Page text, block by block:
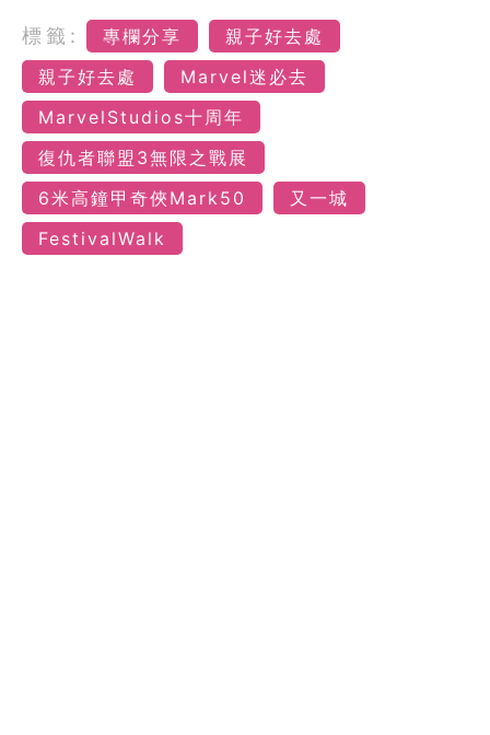
標籤: 專欄分享
親子好去處
親子好去處
Marvel迷必去
MarvelStudios十周年
復仇者聯盟3無限之戰展
6米高鐘甲奇俠Mark50
又一城
FestivalWalk